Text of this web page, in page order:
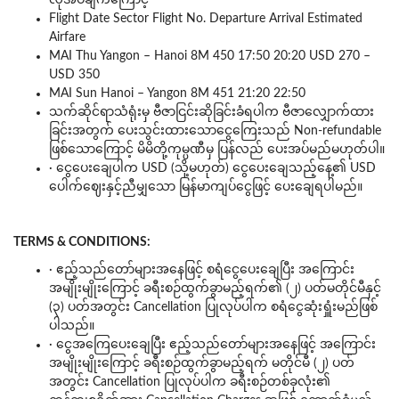
Flight Date Sector Flight No. Departure Arrival Estimated
Airfare
MAI Thu Yangon – Hanoi 8M 450 17:50 20:20 USD 270 –
USD 350
MAI Sun Hanoi – Yangon 8M 451 21:20 22:50
သက်ဆိုင်ရာသံရုံးမှ ဗီဇာငြင်းဆိုခြင်းခံရပါက ဗီဇာလျှောက်ထား
ခြင်းအတွက် ပေးသွင်းထားသောငွေကြေးသည် Non-refundable
ဖြစ်သောကြောင့် မိမိတို့ကုမ္ပဏီမှ ပြန်လည် ပေးအပ်မည်မဟုတ်ပါ။
· ငွေပေးချေပါက USD (သို့မဟုတ်) ငွေပေးချေသည့်နေ့၏ USD
ပေါက်ဈေးနှင့်ညီမျှသော မြန်မာကျပ်ငွေဖြင့် ပေးချေရပါမည်။
TERMS & CONDITIONS:
· ဧည့်သည်တော်များအနေဖြင့် စရံငွေပေးချေပြီး အကြောင်း
အမျိုးမျိုးကြောင့် ခရီးစဉ်ထွက်ခွာမည့်ရက်၏ (၂) ပတ်မတိုင်မီနှင့်
(၃) ပတ်အတွင်း Cancellation ပြုလုပ်ပါက စရံငွေဆုံးရှူံးမည်ဖြစ်
ပါသည်။
· ငွေအကြေပေးချေပြီး ဧည့်သည်တော်များအနေဖြင့် အကြောင်း
အမျိုးမျိုးကြောင့် ခရီးစဉ်ထွက်ခွာမည့်ရက် မတိုင်မီ (၂) ပတ်
အတွင်း Cancellation ပြုလုပ်ပါက ခရီးစဉ်တစ်ခုလုံး၏